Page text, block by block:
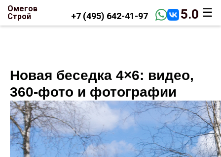
Омегов
Строй
+7 (495) 642-41-97 5.0 ☰
Новая беседка 4×6: видео,
360-фото и фотографии